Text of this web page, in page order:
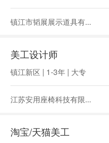
镇江市韬展展示道具有...
美工设计师
镇江新区 | 1-3年 | 大专
江苏安用座椅科技有限...
淘宝/天猫美工